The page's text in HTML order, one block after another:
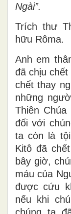
Ngài”.
Trích thư
hữu Rôma.
Anh em
đã chịu
chết thay
những
Thiên
đối với
ta còn là
Kitô đã
bây giờ,
máu của
được cứu
nếu khi
chúng ta